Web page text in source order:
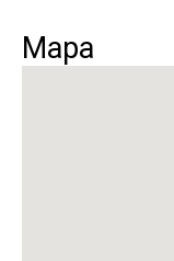
Mapa